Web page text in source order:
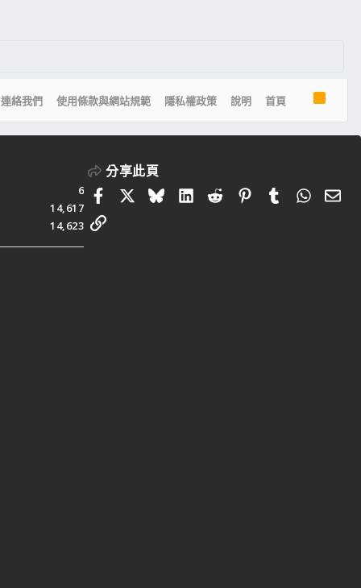
連絡我們 使用條款與網站規範 隱私權政策 說明 首頁
R
S
6
14,617
14,623
分享此頁
FacebookBlueskyLinkedIn
RedditPinterestTumblr 電
連結